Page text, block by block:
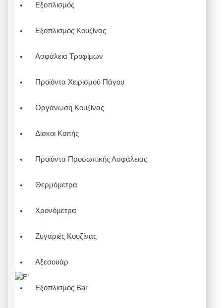
Εξοπλισμός
Εξοπλισμός Κουζίνας
Ασφάλεια Τροφίμων
Προϊόντα Χειρισμού Πάγου
Οργάνωση Κουζίνας
Δίσκοι Κοπής
Προϊόντα Προσωπικής Ασφάλειας
Θερμόμετρα
Χρονόμετρα
Ζυγαριές Κουζίνας
Αξεσουάρ
Εξοπλισμός Bar